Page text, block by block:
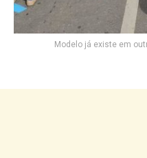
Modelo já existe em